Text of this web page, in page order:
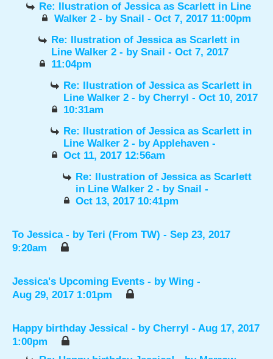
Re: Ilustration of Jessica as Scarlett in Line
Walker 2 - by Snail - Oct 7, 2017 11:00pm
Re: Ilustration of Jessica as Scarlett in
Line Walker 2 - bySnail - Oct 7, 2017
11:04pm
Re: Ilustration of Jessica as Scarlett in
Line Walker 2 - byCherryl - Oct 10, 2017
10:31am
Re: Ilustration of Jessica as Scarlett in
Line Walker 2 - byApplehaven -
Oct 11, 2017 12:56am
Re: Ilustration of Jessica as Scarlett
in Line Walker 2 - bySnail -
Oct 13, 2017 10:41pm
To Jessica - by Teri (From TW) - Sep 23, 2017
9:20am
Jessica's Upcoming Events - by Wing -
Aug 29, 2017 1:01pm
Happy birthday Jessica! - by Cherryl - Aug 17, 2017
1:00pm